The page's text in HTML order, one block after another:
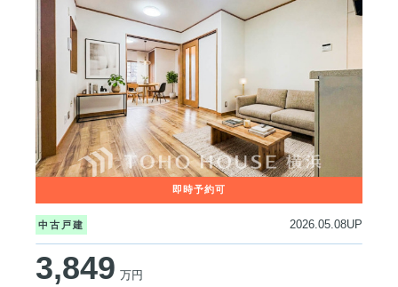
中古戸建 2026.05.08UP
3,849 万円